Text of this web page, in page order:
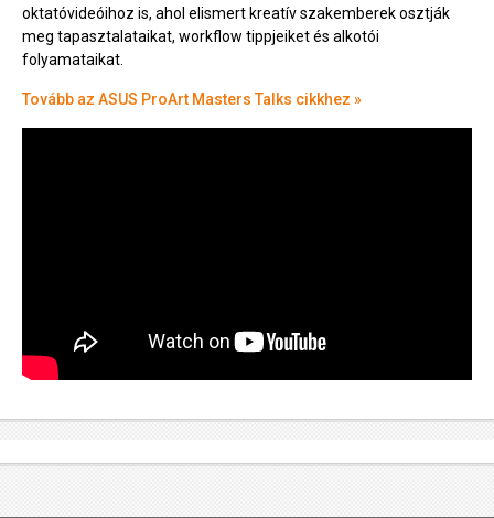
oktatóvideóihoz is, ahol elismert kreatív szakemberek osztják
meg tapasztalataikat, workflow tippjeiket és alkotói
folyamataikat.
Tovább az ASUS ProArt Masters Talks cikkhez »